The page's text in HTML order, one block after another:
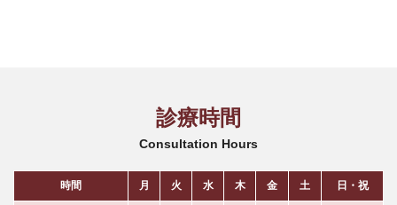
診療時間
Consultation Hours
時間 月 火 水 木 金 土 日・祝